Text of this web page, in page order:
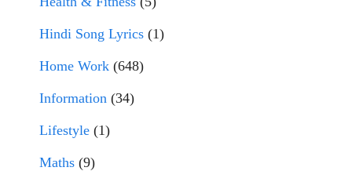
Hindi Song Lyrics (1)
Home Work (648)
Information (34)
Lifestyle (1)
Maths (9)